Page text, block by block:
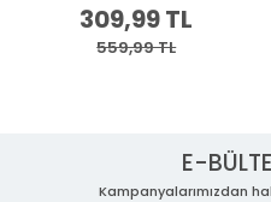
309,99 TL
559,99 TL
E-
Kampanyalarımızdan